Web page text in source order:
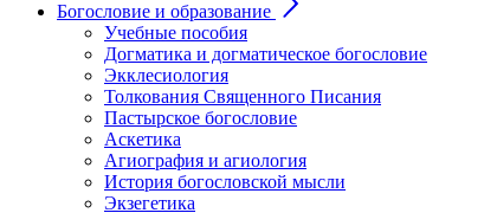
Богословие и образование
Учебные пособия
Догматика и догматическое богословие
Экклесиология
Толкования Священного Писания
Пастырское богословие
Аскетика
Агиография и агиология
История богословской мысли
Экзегетика